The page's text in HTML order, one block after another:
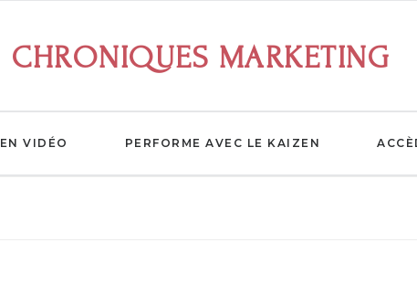
CHRONIQUES MARKETING
EN VIDÉO PERFORME AVEC LE KAIZEN